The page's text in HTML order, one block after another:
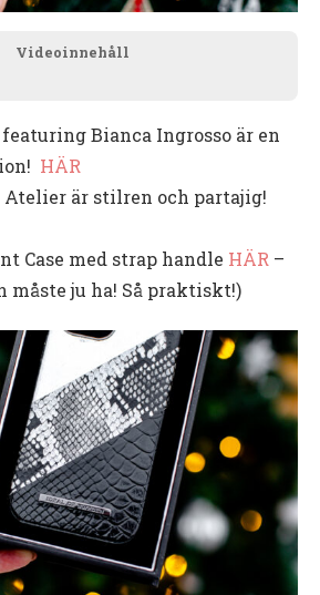
Videoinnehåll
featuring Bianca Ingrosso är en
HÄR
är stilren och partajig!
Case med strap handle HÄR –
måste ju ha! Så praktiskt!)